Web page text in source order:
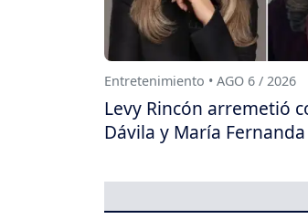
Entretenimiento • AGO 6 / 2026
Levy Rincón arremetió
Dávila y María